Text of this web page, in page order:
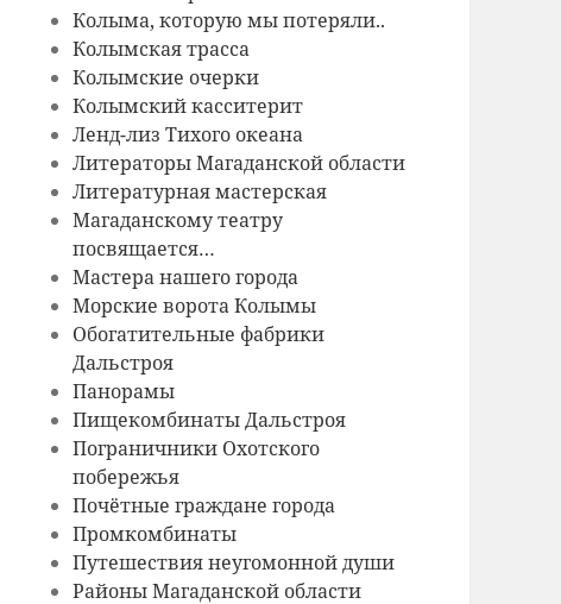
Колыма, которую мы потеряли..
Колымская трасса
Колымские очерки
Колымский касситерит
Ленд-лиз Тихого океана
Литераторы Магаданской области
Литературная мастерская
Магаданскому театру
посвящается…
Мастера нашего города
Морские ворота Колымы
Обогатительные фабрики
Дальстроя
Панорамы
Пищекомбинаты Дальстроя
Пограничники Охотского
побережья
Почётные граждане города
Промкомбинаты
Путешествия неугомонной души
Районы Магаданской области